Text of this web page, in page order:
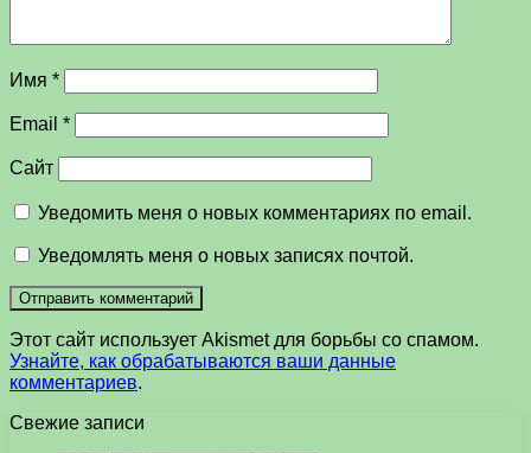
Имя *
Email *
Сайт
Уведомить меня о новых комментариях по email.
Уведомлять меня о новых записях почтой.
Этот сайт использует Akismet для борьбы со спамом.
Узнайте, как обрабатываются ваши данные
комментариев.
Свежие записи